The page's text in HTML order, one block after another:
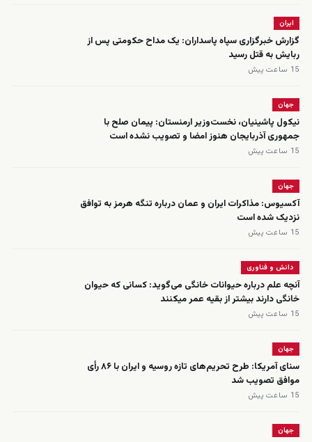
ایران
گزارش خبرگزاری سپاه پاسداران: یک مداح حکومتی پس از
ربایش به قتل رسید
15 ساعت پیش
جهان
نیکول پاشینیان، نخست‌وزیر ارمنستان: پیمان صلح با
جمهوری آذربایجان هنوز امضا و تصویب نشده است
15 ساعت پیش
جهان
آکسیوس: مذاکرات ایران و عمان درباره تنگه هرمز به توافق
نزدیک شده است
15 ساعت پیش
دانش و فناوری
آنچه علم درباره حیوانات خانگی می‌گوید: کسانی که حیوان
خانگی دارند بیشتر از بقیه عمر میکنند
15 ساعت پیش
جهان
سنای آمریکا: طرح تحریم‌های تازه روسیه و ایران با ۸۶ رأی
موافق تصویب شد
15 ساعت پیش
جهان